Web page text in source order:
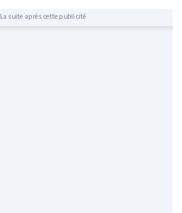
La suite après cette publicité